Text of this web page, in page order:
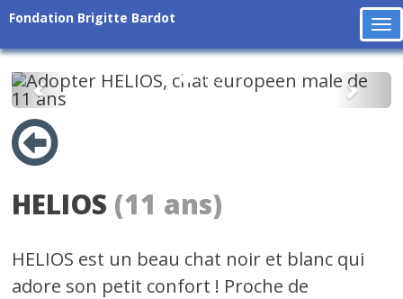
Fondation Brigitte Bardot
Précédent
HELIOS (11 ans)
HELIOS est un beau chat noir et blanc qui
adore son petit confort ! Proche de